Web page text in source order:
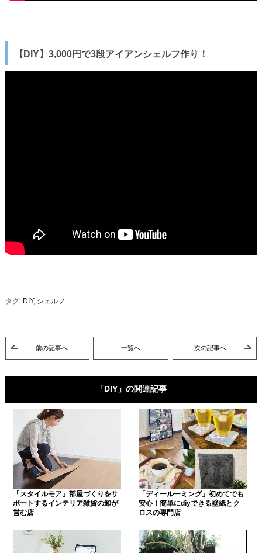
【DIY】3,000円で3段アイアンシェルフ作り！
タグ: DIY, シェルフ
前の記事へ 一覧へ 次の記事へ
「DIY」の関連記事
「スタイルモア」部屋づくりをサ
ポートするインテリア雑貨の卸が
営む店
「ディールーミング」初めてでも
安心！簡単にdiyできる壁紙とク
ロスの専門店